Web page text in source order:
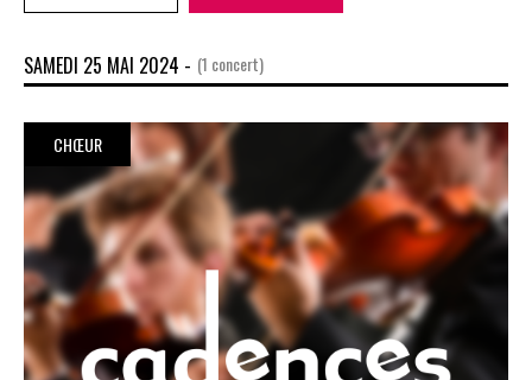
SAMEDI 25 MAI 2024 - (1 concert)
CHŒUR